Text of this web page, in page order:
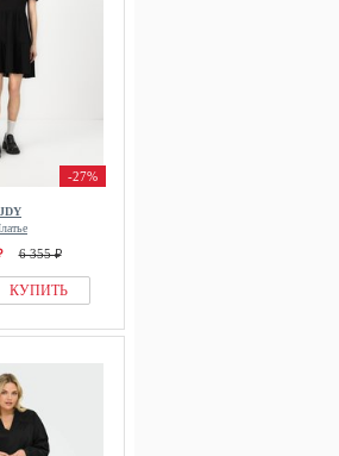
-27%
JDY
6 355 ₽
КУПИТЬ